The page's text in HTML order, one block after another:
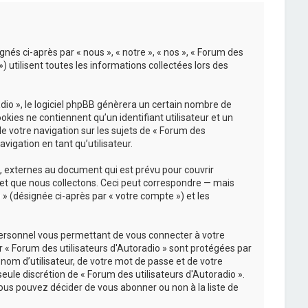
ci-après par « nous », « notre », « nos », « Forum des
utilisent toutes les informations collectées lors des
», le logiciel phpBB génèrera un certain nombre de
ne contiennent qu’un identifiant utilisateur et un
votre navigation sur les sujets de « Forum des
en tant qu’utilisateur.
externes au document qui est prévu pour couvrir
que nous collectons. Ceci peut correspondre — mais
(désignée ci-après par « votre compte ») et les
vous permettant de vous connecter à votre
Forum des utilisateurs d'Autoradio » sont protégées par
d’utilisateur, de votre mot de passe et de votre
discrétion de « Forum des utilisateurs d'Autoradio ».
pouvez décider de vous abonner ou non à la liste de